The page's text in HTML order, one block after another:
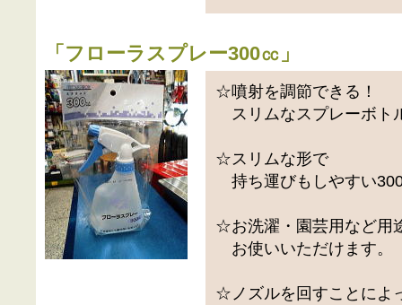
「 フローラスプレー300㏄ 」
☆噴射を調節できる！
スリムなスプレーボト
☆スリムな形で
持ち運びもしやすい
☆お洗濯・園芸用など用
お使いいただけます。
☆ノズルを回すことによ